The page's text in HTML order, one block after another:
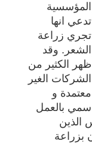
انها
زراعة
وقد
الكثير من
الغير
و
بالعمل